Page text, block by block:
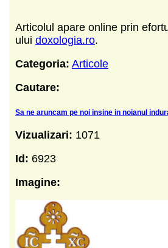
Articolul apare online prin
ului doxologia.ro.
Categoria: Articole
Cautare:
Sa ne aruncam pe noi insine in noianul
Vizualizari: 1071
Id: 6923
Imagine: